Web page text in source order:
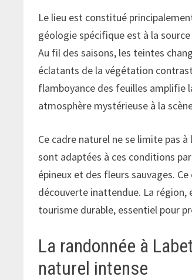
Le lieu est constitué
géologie spécifique est à la
Au fil des saisons, les teintes
éclatants de la végétation
flamboyance des feuilles amplifie
atmosphère mystérieuse à la
Ce cadre naturel ne se limite pas
sont adaptées à ces conditions
épineux et des fleurs sauvages.
découverte inattendue. La région,
tourisme durable, essentiel pour
La randonnée à
naturel intense